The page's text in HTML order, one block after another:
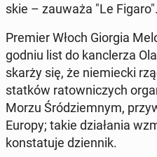
skie – zauważa "Le Figaro".
Premier Włoch Giorgia
go­dniu list do kanc­le­rza
skarży się, że nie­miec­ki
statków ra­tow­ni­czych
Morzu Śród­ziem­nym,
Europy; takie dzia­ła­nia
kon­sta­tu­je dzien­nik.